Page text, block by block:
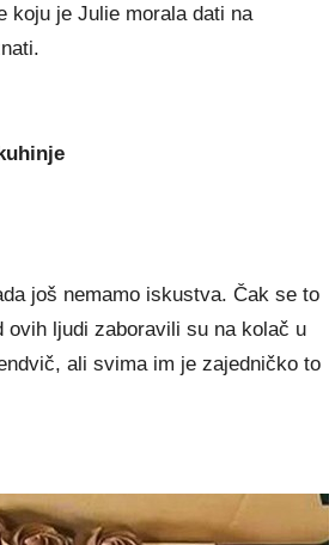
koju je Julie morala dati na
još nemamo iskustva. Čak se to
ovih ljudi zaboravili su na kolač u
ali svima im je zajedničko to